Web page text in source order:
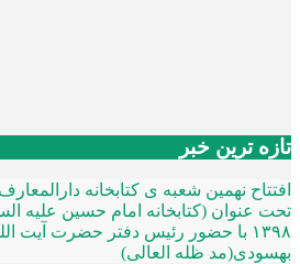
تازه ترین خبر
افتتاح نهمین شعبه ی کتابخانه
تحت عنوان (کتابخانه امام حسین علیه
۱۳۹۸ با حضور رئیس دفتر حضرت آیت
بهسودی(مد ظله العالی)